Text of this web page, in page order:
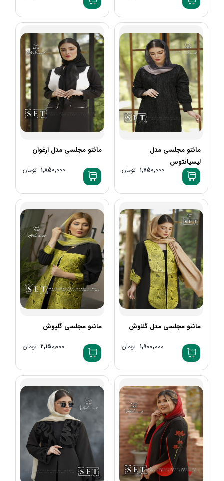
مانتو مجلسی مدل
لیسیانتوس
۱,۷۵۰,۰۰۰ تومان
مانتو مجلسی مدل ارغوان
۱,۸۵۰,۰۰۰ تومان
مانتو مجلسی مدل گلنوش
۱,۹۰۰,۰۰۰ تومان
مانتو مجلسی گلپوش
۲,۱۵۰,۰۰۰ تومان
+2